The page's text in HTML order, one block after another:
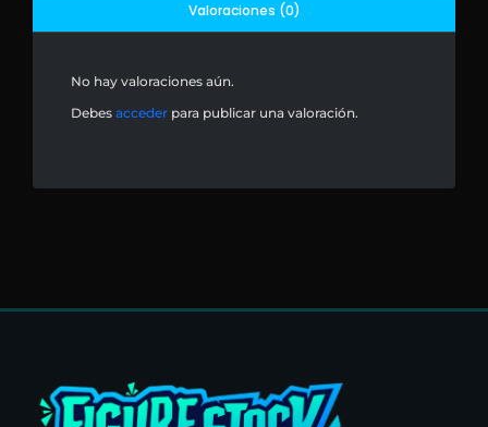
Valoraciones (0)
No hay valoraciones aún.
Debes acceder para publicar una valoración.